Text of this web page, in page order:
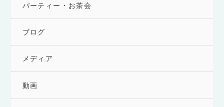
パーティー・お茶会
ブログ
メディア
動画